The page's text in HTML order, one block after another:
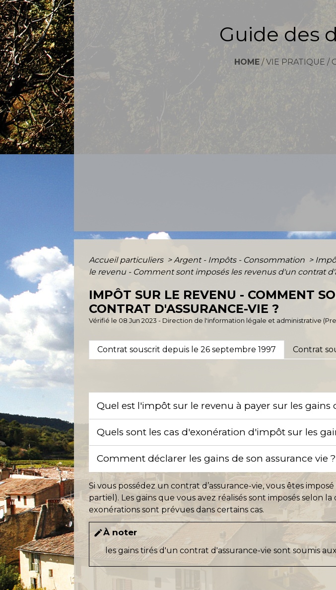
Guide des
HOME /VIE PRATIQUE /
Accueil particuliers > Argent - Impôts - Consommation >
le revenu - Comment sont imposés les revenus d'un contrat
IMPÔT SUR LE REVENU - COMMENT
CONTRAT D'ASSURANCE-VIE ?
Vérifié le 08 Jun 2023 - Direction de l'information légale et administrative
Contrat souscrit depuis le 26 septembre 1997 Contrat
Quel est l'impôt sur le revenu à payer sur les gains
Quels sont les cas d'exonération d'impôt sur les
Comment déclarer les gains de son assurance vie ?
Si vous possédez un contrat d’assurance-vie, vous êtes
partiel). Les gains que vous avez réalisés sont imposés selon
exonérations sont prévues dans certains cas.
editÀ noter
les gains tirés d'un contrat d'assurance-vie sont soumis aux